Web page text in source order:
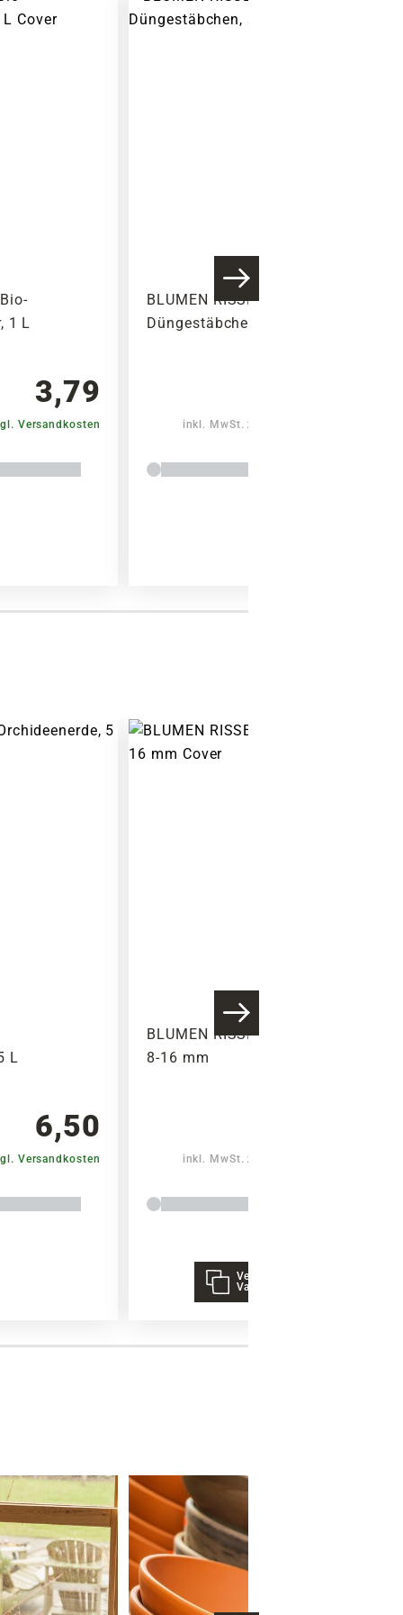
1 L
3,79
Versandkosten
BLUMEN RISSE Blühpflanzen-
Düngestäbchen, 30 Stück
inkl. MwSt.zzgl. Versandkosten
L
6,50
Versandkosten
BLUMEN RISSE Tongranulat,
8-16 mm
inkl. MwSt.zzgl. Versandkosten
Verschiedene
Varianten